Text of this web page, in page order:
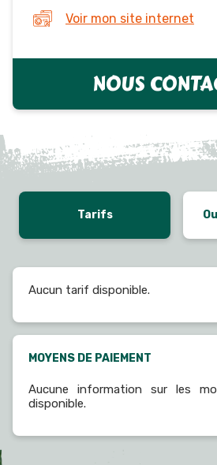
Voir mon site internet
NOUS
Tarifs
Aucun tarif disponible.
MOYENS DE PAIEMENT
Aucune information sur les
disponible.